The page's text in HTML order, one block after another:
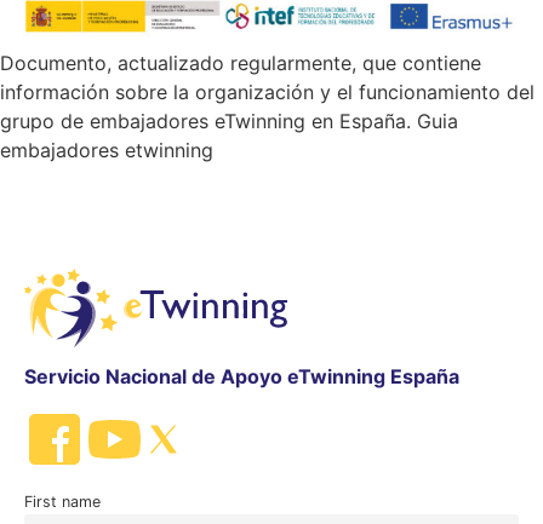
Documento, actualizado regularmente, que contiene
información sobre la organización y el funcionamiento del
grupo de embajadores eTwinning en España. Guia
embajadores etwinning
Servicio Nacional de Apoyo eTwinning España
First name